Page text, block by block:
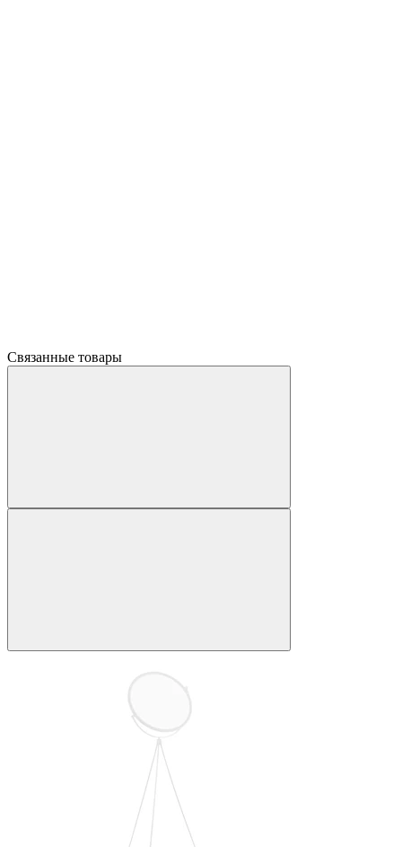
Связанные товары